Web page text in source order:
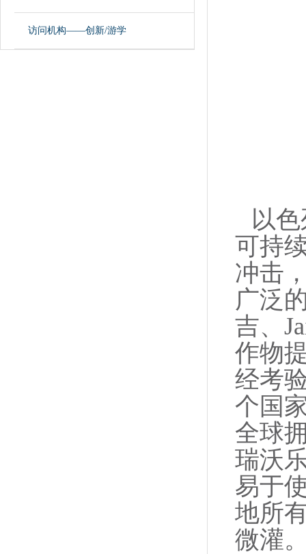
访问机构——创新/游学
以
可持
冲击
广泛
吉、
作物
经考
个国
全球
瑞沃
易于
地所
微灌